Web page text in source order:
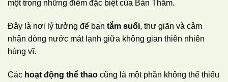
một trong những điểm đặc biệt của Bản Thẳm.
Đây là nơi lý tưởng để bạn tắm suối, thư giãn và cảm
nhận dòng nước mát lạnh giữa không gian thiên nhiên
hùng vĩ.
Các hoạt động thể thao cũng là một phần không thể thiếu